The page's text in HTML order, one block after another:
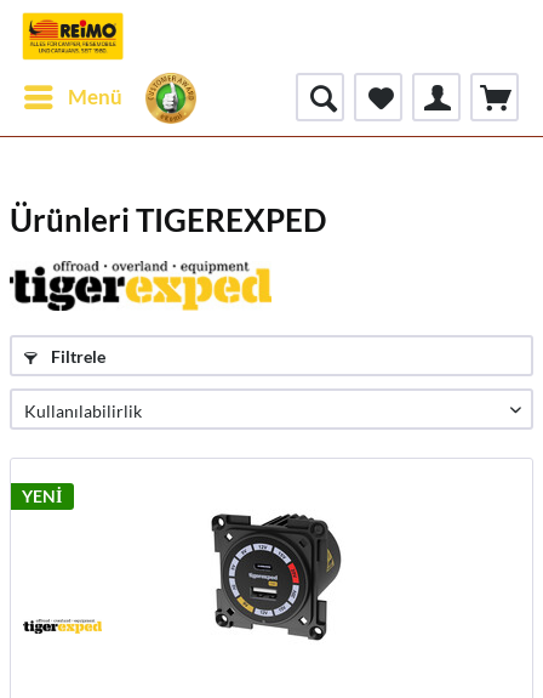
Menü
Ürünleri TIGEREXPED
Filtrele
YENİ